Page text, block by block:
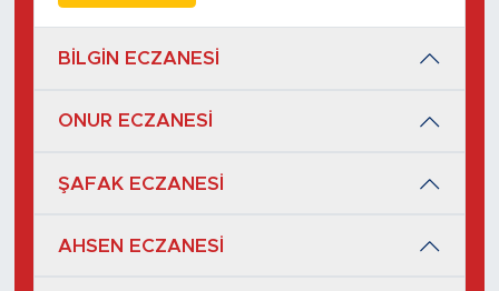
BİLGİN ECZANESİ
ONUR ECZANESİ
ŞAFAK ECZANESİ
AHSEN ECZANESİ